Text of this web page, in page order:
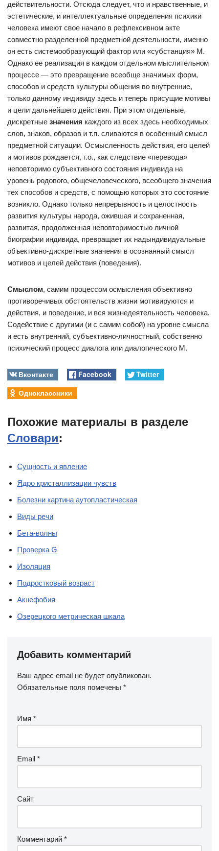
действительности. Отсюда следует, что и нравственные, и
эстетические, и интеллектуальные определения психики
человека имеют свое начало в рефлексивном акте
совместно разделенной предметной деятельности, именно
он есть системообразующий фактор или «субстанция» М.
Однако ее реализация в каждом отдельном мыслительном
процессе — это превращение всеобще значимых форм,
способов и средств культуры общения во внутренние,
только данному индивиду здесь и теперь присущие мотивы
и цели дальнейшего действия. При этом отдельные,
дискретные значения каждого из всех здесь необходимых
слов, знаков, образов и т.п. сливаются в особенный смысл
предметной ситуации. Осмысленность действия, его целей
и мотивов рождается, т.о., как следствие «перевода»
неповторимо субъективного состояния индивида на
уровень родового, общечеловеческого, всеобщего значения
тех способов и средств, с помощью которых это состояние
возникло. Однако только непрерывность и целостность
развития культуры народа, ожившая и сохраненная,
развитая, продолженная неповторимостью личной
биографии индивида, превращает их надындивидуальные
объективно-дискретные значения в осознанный смысл
мотивов и целей действия (поведения).
Смыслом, самим процессом осмысления объективно
противоречивых обстоятельств жизни мотивируются и
действия, и поведение, и вся жизнедеятельность человека.
Содействие с другими (и с самим собой) на уровне смысла
и есть внутренний, субъективно-личностный, собственно
психический процесс диалога или диалогического М.
Вконтакте Facebook
Twitter
Одноклассники
Похожие материалы в разделе
Словари:
Сущность и явление
Ядро кристаллизации чувств
Болезни картина аутопластическая
Виды речи
Бета-волны
Проверка G
Изоляция
Подростковый возраст
Акнефобия
Озерецкого метрическая шкала
Добавить комментарий
Ваш адрес email не будет опубликован.
Обязательные поля помечены *
Имя *
Email *
Сайт
Комментарий *